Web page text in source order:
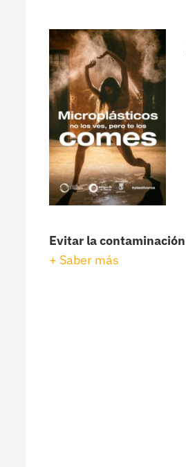
Evitar la
+ Saber más